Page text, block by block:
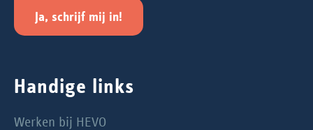
Ja, schrijf mij in!
Handige links
Werken bij HEVO